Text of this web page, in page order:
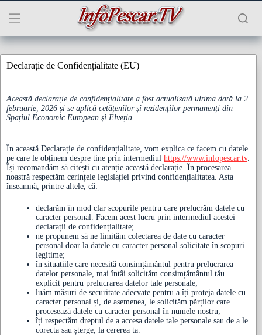
conținut
Declarație de Confidențialitate (EU)
Această declarație de confidențialitate a fost actualizată ultima dată la 2
februarie, 2026 și se aplică cetățenilor și rezidenților permanenți din
Spațiul Economic European și Elveția.
În această Declarație de confidențialitate, vom explica ce facem cu datele
pe care le obținem despre tine prin intermediul https://www.infopescar.tv.
Își recomandăm să citești cu atenție această declarație. În procesarea
noastră respectăm cerințele legislației privind confidențialitatea. Asta
înseamnă, printre altele, că:
declarăm în mod clar scopurile pentru care prelucrăm datele cu
caracter personal. Facem acest lucru prin intermediul acestei
declarații de confidențialitate;
ne propunem să ne limităm colectarea de date cu caracter
personal doar la datele cu caracter personal solicitate în scopuri
legitime;
în situațiile care necesită consimțământul pentru prelucrarea
datelor personale, mai întâi solicităm consimțământul tău
explicit pentru prelucrarea datelor tale personale;
luăm măsuri de securitate adecvate pentru a îți proteja datele cu
caracter personal și, de asemenea, le solicităm părților care
procesează datele cu caracter personal în numele nostru;
îți respectăm dreptul de a accesa datele tale personale sau de a le
corecta sau șterge, la cererea ta.